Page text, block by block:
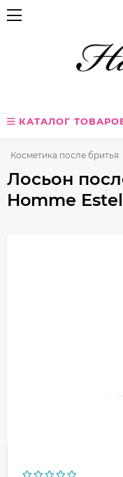
КАТАЛОГ
Косметика после бритья
Лосьон
Homme